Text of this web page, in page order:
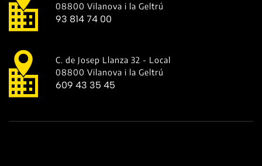
08800 Vilanova i la Geltrú
93 814 74 00
C. de Josep Llanza 32 - Local
08800 Vilanova i la Geltrú
609 43 35 45